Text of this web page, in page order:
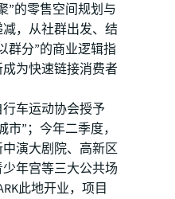
”的零售空间规划与
，从社群出发、结
群分”的商业逻辑指
为快速链接消费者
车运动协会授予
”；今年二季度，
演大剧院、高新区
年宫等三大公共场
此地开业，项目